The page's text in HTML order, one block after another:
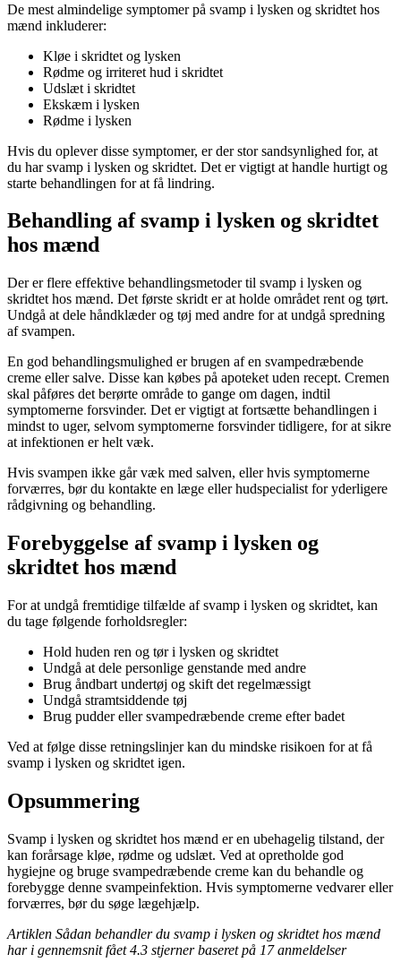
De mest almindelige symptomer på svamp i lysken og skridtet hos
mænd inkluderer:
Kløe i skridtet og lysken
Rødme og irriteret hud i skridtet
Udslæt i skridtet
Ekskæm i lysken
Rødme i lysken
Hvis du oplever disse symptomer, er der stor sandsynlighed for, at
du har svamp i lysken og skridtet. Det er vigtigt at handle hurtigt og
starte behandlingen for at få lindring.
Behandling af svamp i lysken og skridtet
hos mænd
Der er flere effektive behandlingsmetoder til svamp i lysken og
skridtet hos mænd. Det første skridt er at holde området rent og tørt.
Undgå at dele håndklæder og tøj med andre for at undgå spredning
af svampen.
En god behandlingsmulighed er brugen af en svampedræbende
creme eller salve. Disse kan købes på apoteket uden recept. Cremen
skal påføres det berørte område to gange om dagen, indtil
symptomerne forsvinder. Det er vigtigt at fortsætte behandlingen i
mindst to uger, selvom symptomerne forsvinder tidligere, for at sikre
at infektionen er helt væk.
Hvis svampen ikke går væk med salven, eller hvis symptomerne
forværres, bør du kontakte en læge eller hudspecialist for yderligere
rådgivning og behandling.
Forebyggelse af svamp i lysken og
skridtet hos mænd
For at undgå fremtidige tilfælde af svamp i lysken og skridtet, kan
du tage følgende forholdsregler:
Hold huden ren og tør i lysken og skridtet
Undgå at dele personlige genstande med andre
Brug åndbart undertøj og skift det regelmæssigt
Undgå stramtsiddende tøj
Brug pudder eller svampedræbende creme efter badet
Ved at følge disse retningslinjer kan du mindske risikoen for at få
svamp i lysken og skridtet igen.
Opsummering
Svamp i lysken og skridtet hos mænd er en ubehagelig tilstand, der
kan forårsage kløe, rødme og udslæt. Ved at opretholde god
hygiejne og bruge svampedræbende creme kan du behandle og
forebygge denne svampeinfektion. Hvis symptomerne vedvarer eller
forværres, bør du søge lægehjælp.
Artiklen Sådan behandler du svamp i lysken og skridtet hos mænd
har i gennemsnit fået4.3 stjerner baseret på 17anmeldelser